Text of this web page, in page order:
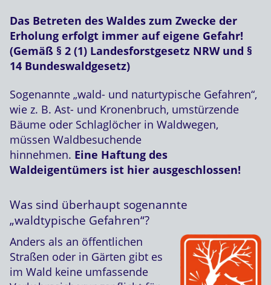
Das Betreten des Waldes zum Zwecke der
Erholung erfolgt immer auf eigene Gefahr!
(Gemäß § 2 (1) Landesforstgesetz NRW und §
14 Bundeswaldgesetz)
Sogenannte „wald- und naturtypische Gefahren“,
wie z. B. Ast- und Kronenbruch, umstürzende
Bäume oder Schlaglöcher in Waldwegen,
müssen Waldbesuchende
hinnehmen. Eine Haftung des
Waldeigentümers ist hier ausgeschlossen!
Was sind überhaupt sogenannte
„waldtypische Gefahren“?
Anders als an öffentlichen
Straßen oder in Gärten gibt es
im Wald keine umfassende